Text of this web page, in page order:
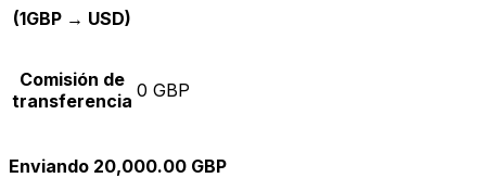
(1GBP → USD)
Comisión de
transferencia 0 GBP
Enviando 20,000.00 GBP